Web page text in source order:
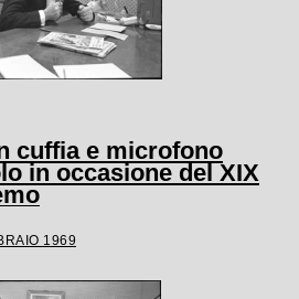
cuffia e microfono
in occasione del XIX
1969